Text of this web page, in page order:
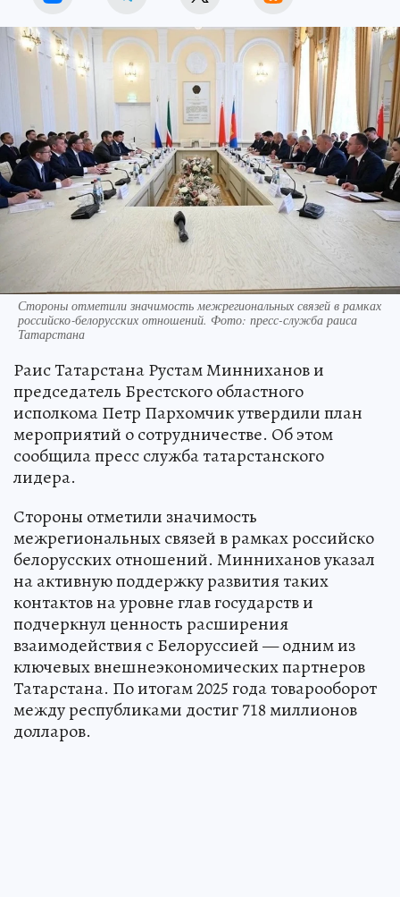
Стороны отметили значимость межрегиональных связей в рамках
российско‑белорусских отношений. Фото: пресс-служба раиса
Татарстана
Раис Татарстана Рустам Минниханов и
председатель Брестского областного
исполкома Петр Пархомчик утвердили план
мероприятий о сотрудничестве. Об этом
сообщила пресс служба татарстанского
лидера.
Стороны отметили значимость
межрегиональных связей в рамках российско
белорусских отношений. Минниханов указал
на активную поддержку развития таких
контактов на уровне глав государств и
подчеркнул ценность расширения
взаимодействия с Белоруссией — одним из
ключевых внешнеэкономических партнеров
Татарстана. По итогам 2025 года товарооборот
между республиками достиг 718 миллионов
долларов.